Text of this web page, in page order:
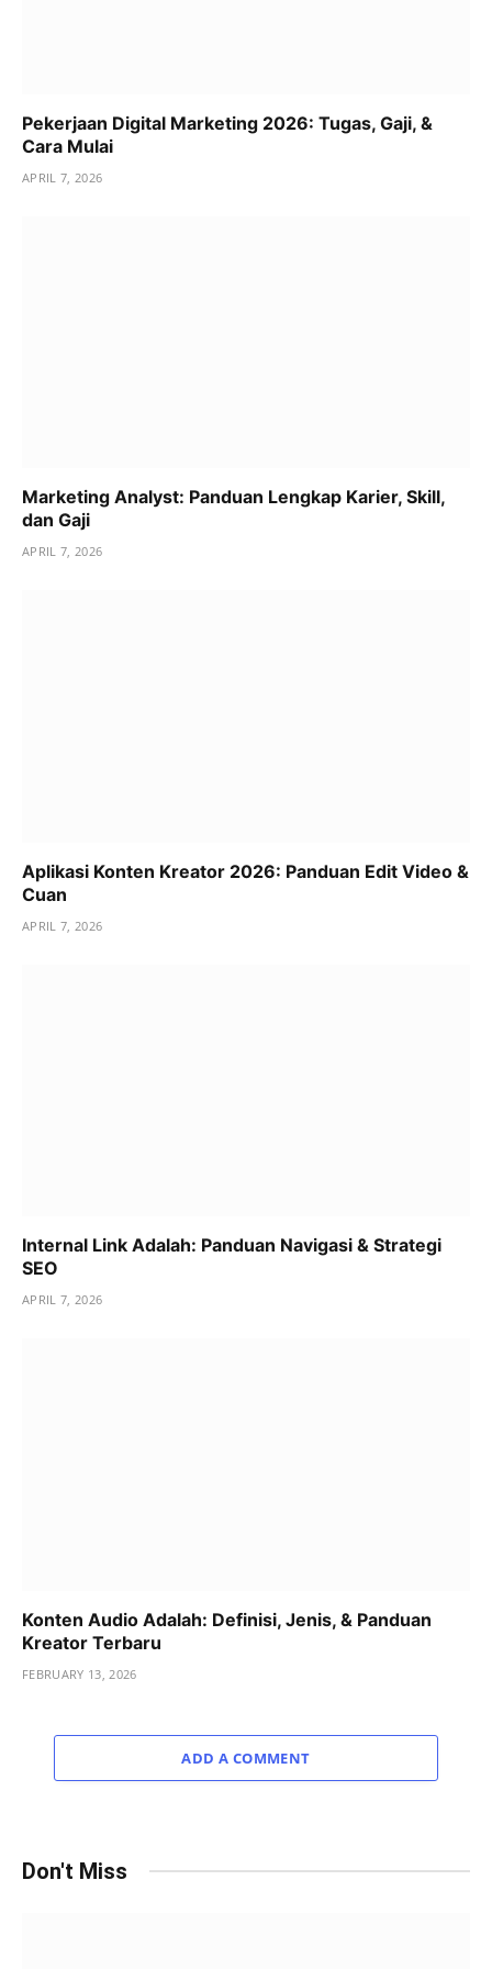
Pekerjaan Digital Marketing 2026: Tugas, Gaji, &
Cara Mulai
APRIL 7, 2026
Marketing Analyst: Panduan Lengkap Karier, Skill,
dan Gaji
APRIL 7, 2026
Aplikasi Konten Kreator 2026: Panduan Edit Video &
Cuan
APRIL 7, 2026
Internal Link Adalah: Panduan Navigasi & Strategi
SEO
APRIL 7, 2026
Konten Audio Adalah: Definisi, Jenis, & Panduan
Kreator Terbaru
FEBRUARY 13, 2026
ADD A COMMENT
Don't Miss